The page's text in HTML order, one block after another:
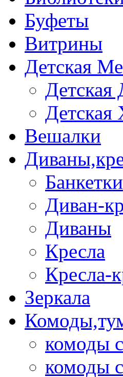
Буфеты
Витрины
Детская
Детская
Детская
Вешалки
Банкетки
Диван-
Диваны
Кресла
Кресла-
Зеркала
комоды
комоды